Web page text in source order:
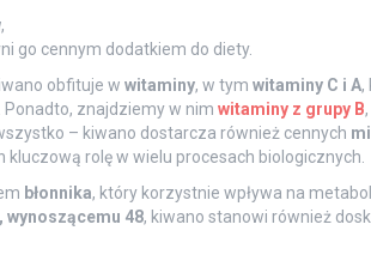
,
go cennym dodatkiem do diety.
obfituje w witaminy, w tym witaminy C i A,
znajdziemy w nim witaminy z grupy B
– kiwano dostarcza również cennych
kluczową rolę w wielu procesach biologicznych.
błonnika, który korzystnie wpływa na
48, kiwano stanowi również